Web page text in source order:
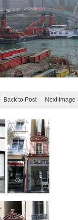
Back to Post Next Image